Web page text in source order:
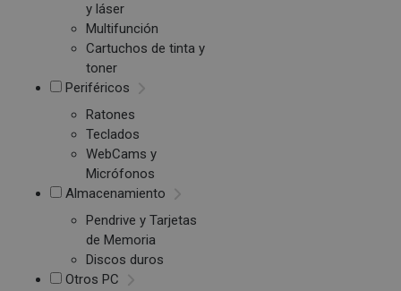
y láser
Multifunción
Cartuchos de tinta y
toner
Periféricos
Ratones
Teclados
WebCams y
Micrófonos
Almacenamiento
Pendrive y Tarjetas
de Memoria
Discos duros
Otros PC